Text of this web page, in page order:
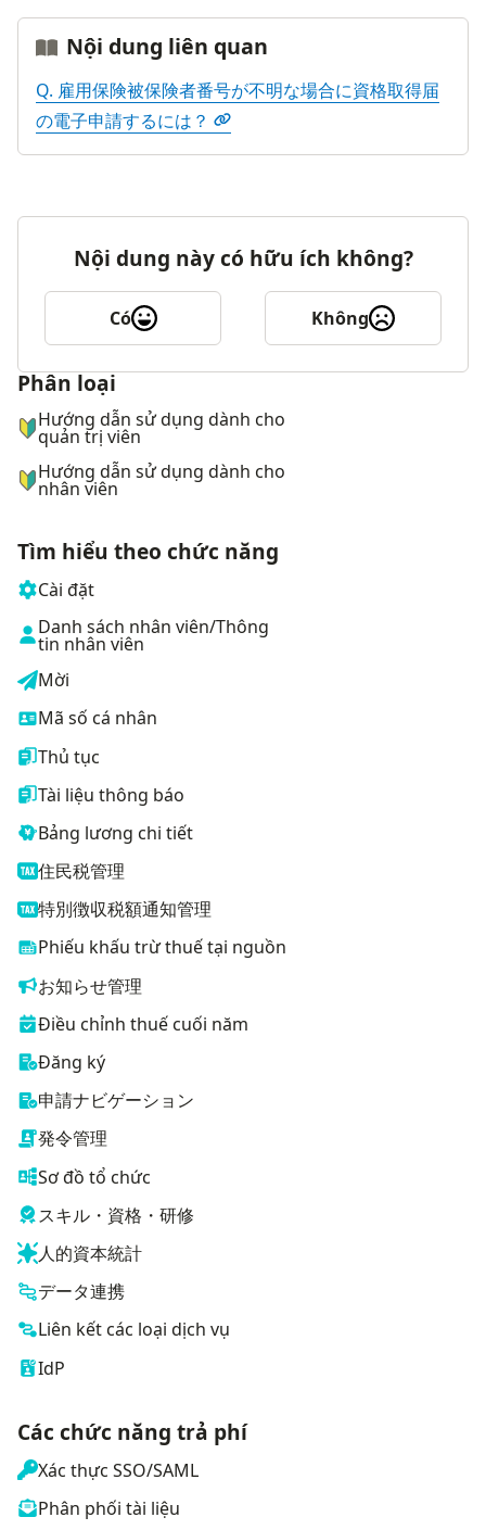
Nội dung liên quan
Q. 雇用保険被保険者番号が不明な場合に資格取得届
の電子申請するには？
Nội dung này có hữu ích không?
Có Không
ナビゲーションメニュー
Phân loại
Hướng dẫn sử dụng dành cho
quản trị viên
Hướng dẫn sử dụng dành cho
nhân viên
Tìm hiểu theo chức năng
Cài đặt
Danh sách nhân viên/Thông
tin nhân viên
Mời
Mã số cá nhân
Thủ tục
Tài liệu thông báo
Bảng lương chi tiết
住民税管理
特別徴収税額通知管理
Phiếu khấu trừ thuế tại nguồn
お知らせ管理
Điều chỉnh thuế cuối năm
Đăng ký
申請ナビゲーション
発令管理
Sơ đồ tổ chức
スキル・資格・研修
人的資本統計
データ連携
Liên kết các loại dịch vụ
IdP
Các chức năng trả phí
Xác thực SSO/SAML
Phân phối tài liệu